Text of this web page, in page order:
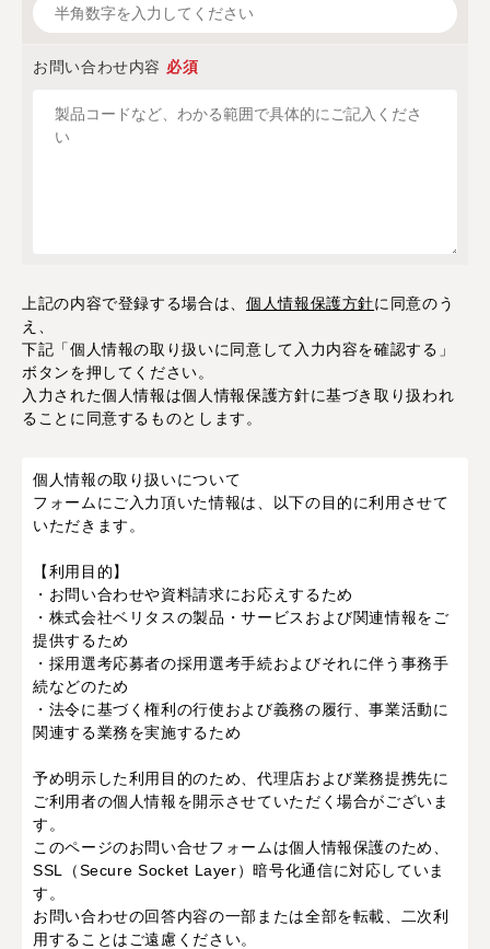
お問い合わせ内容 必須
上記の内容で登録する場合は、 個人情報保護方針に同意のう
え、
下記「個人情報の取り扱いに同意して入力内容を確認する」
ボタンを押してください。
入力された個人情報は個人情報保護方針に基づき取り扱われ
ることに同意するものとします。
個人情報の取り扱いについて
フォームにご入力頂いた情報は、以下の目的に利用させて
いただきます。
【利用目的】
・お問い合わせや資料請求にお応えするため
・株式会社ベリタスの製品・サービスおよび関連情報をご
提供するため
・採用選考応募者の採用選考手続およびそれに伴う事務手
続などのため
・法令に基づく権利の行使および義務の履行、事業活動に
関連する業務を実施するため
予め明示した利用目的のため、代理店および業務提携先に
ご利用者の個人情報を開示させていただく場合がございま
す。
このページのお問い合せフォームは個人情報保護のため、
SSL（Secure Socket Layer）暗号化通信に対応していま
す。
お問い合わせの回答内容の一部または全部を転載、二次利
用することはご遠慮ください。